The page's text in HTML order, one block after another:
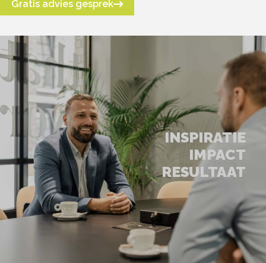
Gratis advies gesprek
INSPIRATIE
IMPACT
RESULTAAT